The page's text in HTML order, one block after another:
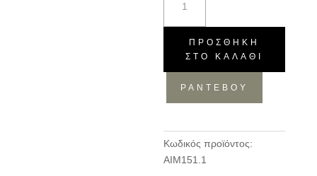
smoke
ποσότητα
ΠΡΟΣΘΉΚΗ
ΣΤΟ ΚΑΛΆΘΙ
ΡΑΝΤΕΒΟΥ
Κωδικός προϊόντος:
AIM151.1